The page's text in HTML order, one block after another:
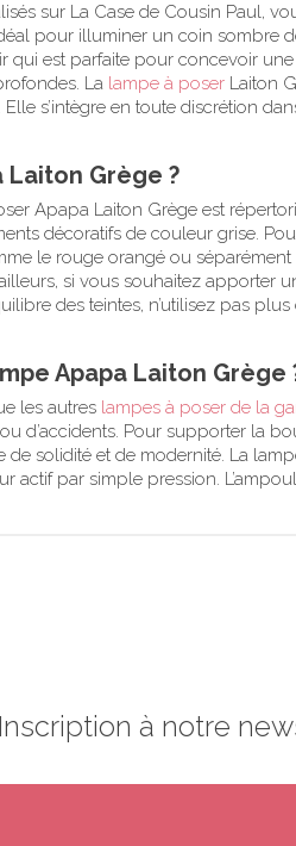
sur La Case de Cousin Paul,
pour illuminer un coin
qui est parfaite pour concevoir
La lampe à poser Laiton
s’intègre en toute discrétion
Grège ?
Apapa Laiton Grège est
décoratifs de couleur grise.
le rouge orangé ou
si vous souhaitez apporter
des teintes, n’utilisez pas
Apapa Laiton Grège
les autres lampes à poser de la
d’accidents. Pour supporter la
solidité et de modernité. La
par simple pression.
Inscription à notre